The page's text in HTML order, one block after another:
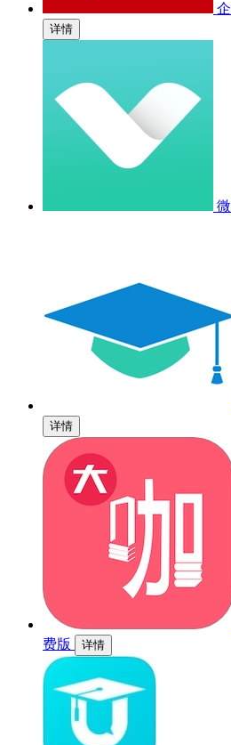
详情
详情
费版
详情